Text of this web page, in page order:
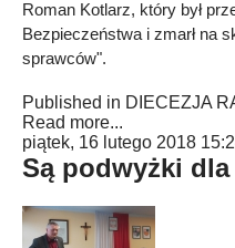
Roman Kotlarz, który był
Bezpieczeństwa i zmarł na
sprawców".
Published in DIECEZJA
Read more...
piątek, 16 lutego 2018
Są podwyżki